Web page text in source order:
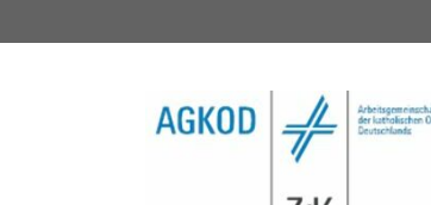
Inhalt